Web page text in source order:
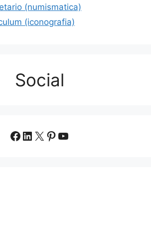
(numismatica)
(iconografia)
Social
Facebook
LinkedIn
X Pinterest
YouTube